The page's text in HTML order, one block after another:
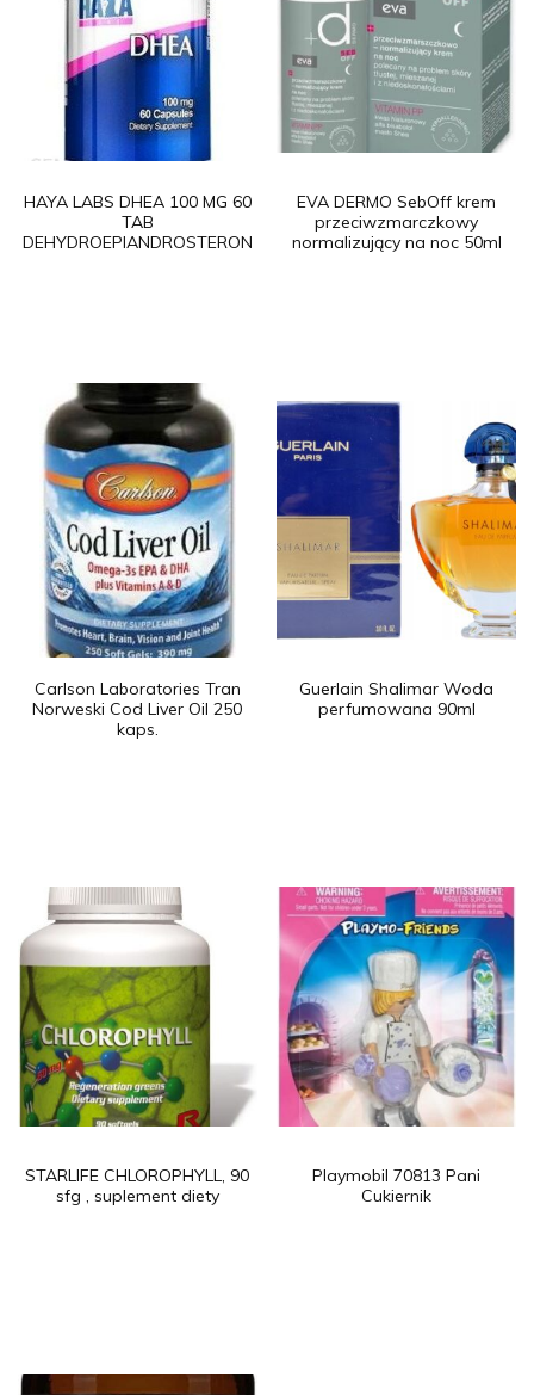
HAYA LABS DHEA 100 MG 60
TAB
DEHYDROEPIANDROSTERON
EVA DERMO SebOff krem
przeciwzmarczkowy
normalizujący na noc 50ml
Carlson Laboratories Tran
Norweski Cod Liver Oil 250
kaps.
Guerlain Shalimar Woda
perfumowana 90ml
STARLIFE CHLOROPHYLL, 90
sfg , suplement diety
Playmobil 70813 Pani
Cukiernik